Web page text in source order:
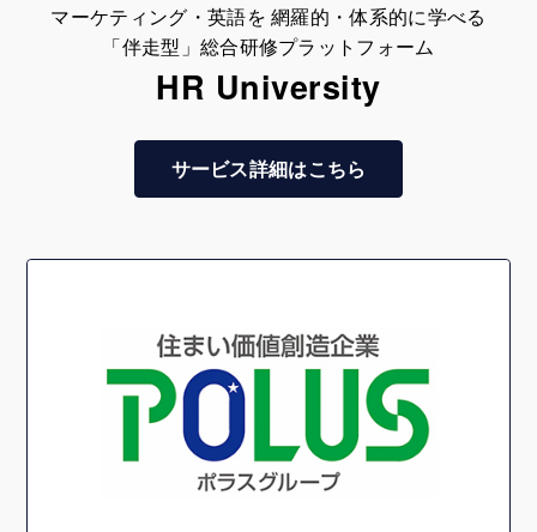
マーケティング・英語を 網羅的・体系的に学べる
「伴走型」総合研修プラットフォーム
HR University
サービス詳細はこちら